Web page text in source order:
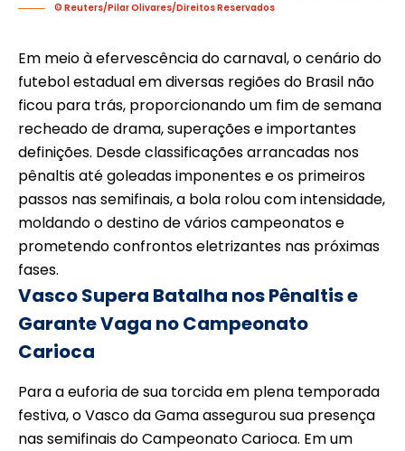
© Reuters/Pilar Olivares/Direitos Reservados
Em meio à efervescência do carnaval, o cenário do
futebol estadual em diversas regiões do Brasil não
ficou para trás, proporcionando um fim de semana
recheado de drama, superações e importantes
definições. Desde classificações arrancadas nos
pênaltis até goleadas imponentes e os primeiros
passos nas semifinais, a bola rolou com intensidade,
moldando o destino de vários campeonatos e
prometendo confrontos eletrizantes nas próximas
fases.
Vasco Supera Batalha nos Pênaltis e
Garante Vaga no Campeonato
Carioca
Para a euforia de sua torcida em plena temporada
festiva, o Vasco da Gama assegurou sua presença
nas semifinais do Campeonato Carioca. Em um